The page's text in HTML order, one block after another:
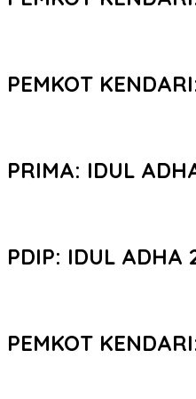
PEMKOT
PRIMA: IDUL
PDIP: IDUL ADHA
PEMKOT